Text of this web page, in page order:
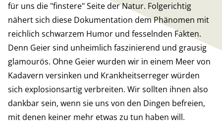
für uns die "finstere" Seite der Natur. Folgerichtig
nähert sich diese Dokumentation dem Phänomen mit
reichlich schwarzem Humor und fesselnden Fakten.
Denn Geier sind unheimlich faszinierend und grausig
glamourös. Ohne Geier wurden wir in einem Meer von
Kadavern versinken und Krankheitserreger würden
sich explosionsartig verbreiten. Wir sollten ihnen also
dankbar sein, wenn sie uns von den Dingen befreien,
mit denen keiner mehr etwas zu tun haben will.